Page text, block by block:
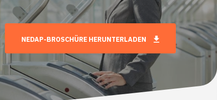
NEDAP-BROSCHÜRE HERUNTERLADEN